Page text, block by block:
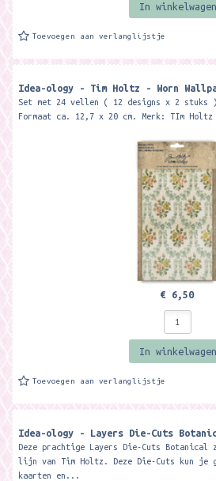
In winkelwagen
Toevoegen aan verlanglijstje
Idea-ology - Tim Holtz - Worn
Set met 24 vellen ( 12 designs x 2 stuks
Formaat ca. 12,7 x 20 cm. Merk: TIm Holtz
€ 6,50
In winkelwagen
Toevoegen aan verlanglijstje
Idea-ology - Layers Die-Cuts
Deze prachtige Layers Die-Cuts Botanical
lijn van Tim Holtz. Deze Die-Cuts kun je
kaarten en...